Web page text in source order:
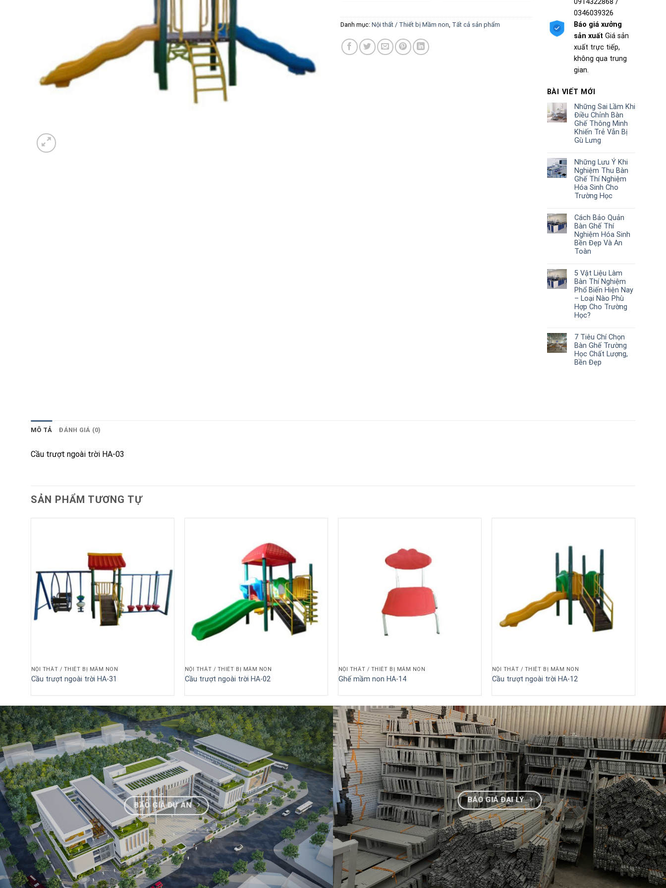
Danh mục: Nội thất / Thiết bị Mầm non, Tất cả sản phẩm
0346039326
Báo giá xưởng
sản xuất Giá sản
xuất trực tiếp,
không qua trung
gian.
BÀI VIẾT MỚI
Những Sai Lầm Khi
Điều Chỉnh Bàn
Ghế Thông Minh
Khiến Trẻ Vẫn Bị
Gù Lưng
Những Lưu Ý Khi
Nghiệm Thu Bàn
Ghế Thí Nghiệm
Hóa Sinh Cho
Trường Học
Cách Bảo Quản
Bàn Ghế Thí
Nghiệm Hóa Sinh
Bền Đẹp Và An
Toàn
5 Vật Liệu Làm
Bàn Thí Nghiệm
Phổ Biến Hiện Nay
– Loại Nào Phù
Hợp Cho Trường
Học?
7 Tiêu Chí Chọn
Bàn Ghế Trường
Học Chất Lượng,
Bền Đẹp
MÔ TẢ ĐÁNH GIÁ (0)
Cầu trượt ngoài trời HA-03
SẢN PHẨM TƯƠNG TỰ
NỘI THẤT / THIẾT BỊ MẦM NON
Cầu trượt ngoài trời HA-31
NỘI THẤT / THIẾT BỊ MẦM NON
Cầu trượt ngoài trời HA-02
NỘI THẤT / THIẾT BỊ MẦM NON
Ghế mầm non HA-14
NỘI THẤT / THIẾT BỊ MẦM NON
Cầu trượt ngoài trời HA-12
BÁO GIÁ DỰ ÁN
BÁO GIÁ ĐẠI LÝ